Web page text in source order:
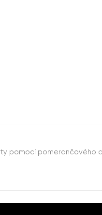
pomocí pomerančového